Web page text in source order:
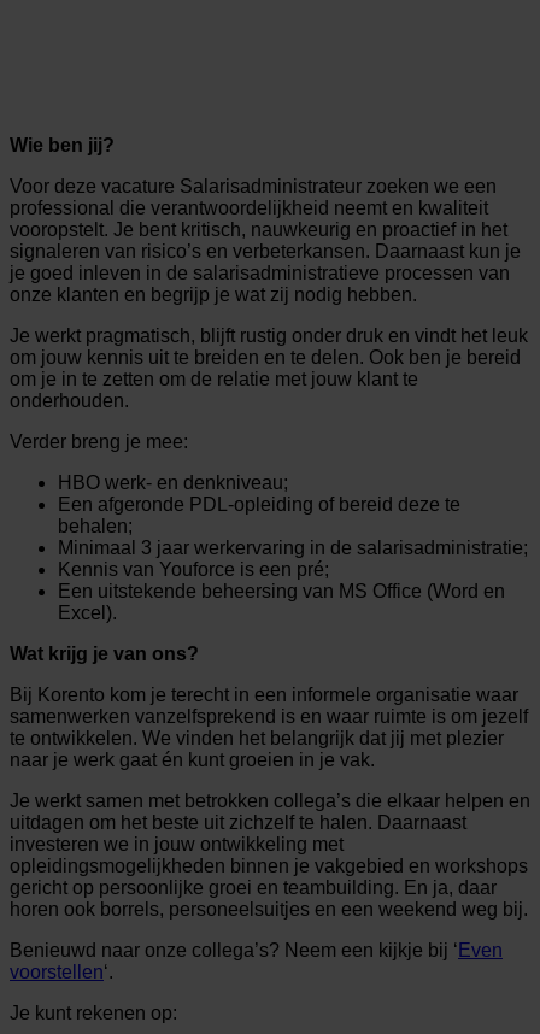
Wie ben jij?
Voor deze vacature Salarisadministrateur zoeken we een
professional die verantwoordelijkheid neemt en kwaliteit
vooropstelt. Je bent kritisch, nauwkeurig en proactief in het
signaleren van risico’s en verbeterkansen. Daarnaast kun je
je goed inleven in de salarisadministratieve processen van
onze klanten en begrijp je wat zij nodig hebben.
Je werkt pragmatisch, blijft rustig onder druk en vindt het leuk
om jouw kennis uit te breiden en te delen. Ook ben je bereid
om je in te zetten om de relatie met jouw klant te
onderhouden.
Verder breng je mee:
HBO werk- en denkniveau;
Een afgeronde PDL-opleiding of bereid deze te
behalen;
Minimaal 3 jaar werkervaring in de salarisadministratie;
Kennis van Youforce is een pré;
Een uitstekende beheersing van MS Office (Word en
Excel).
Wat krijg je van ons?
Bij Korento kom je terecht in een informele organisatie waar
samenwerken vanzelfsprekend is en waar ruimte is om jezelf
te ontwikkelen. We vinden het belangrijk dat jij met plezier
naar je werk gaat én kunt groeien in je vak.
Je werkt samen met betrokken collega’s die elkaar helpen en
uitdagen om het beste uit zichzelf te halen. Daarnaast
investeren we in jouw ontwikkeling met
opleidingsmogelijkheden binnen je vakgebied en workshops
gericht op persoonlijke groei en teambuilding. En ja, daar
horen ook borrels, personeelsuitjes en een weekend weg bij.
Benieuwd naar onze collega’s? Neem een kijkje bij ‘ Even
voorstellen‘.
Je kunt rekenen op: